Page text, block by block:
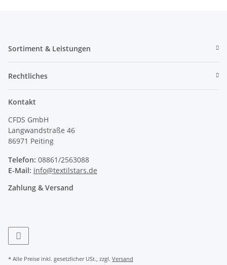
Sortiment & Leistungen
Rechtliches
Kontakt
CFDS GmbH
Langwandstraße 46
86971 Peiting
Telefon: 08861/2563088
E-Mail: info@textilstars.de
Zahlung & Versand
* Alle Preise inkl. gesetzlicher USt., zzgl. Versand